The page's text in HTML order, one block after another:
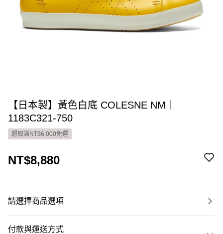
【日本製】黃色白底 COLESNE NM｜
1183C321-750
超取滿NT$6,000免運
NT$8,880
請選擇商品選項
付款與運送方式